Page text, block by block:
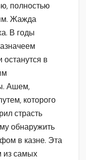
полностью
Жажда
В годы
в
Ашем,
которого
страсть
обнаружить
в казне. Эта
из самых